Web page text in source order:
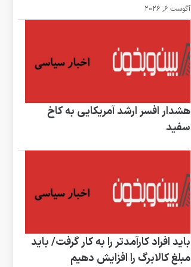
آگوست 6, 2026
هشدار افسر ارشد آمریکایی به کاخ
سفید
باید افراد کارآمدتر را به کار گرفت/ باید
مبلغ کالابرگ را افزایش دهیم